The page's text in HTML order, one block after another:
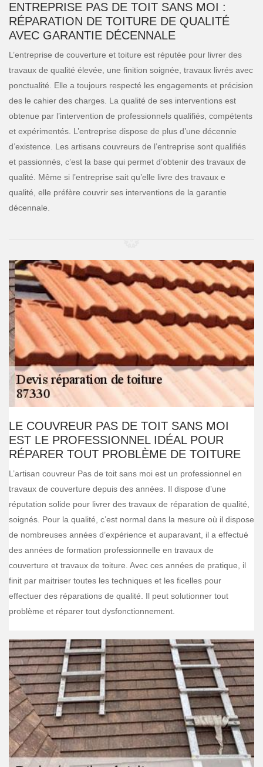
ENTREPRISE PAS DE TOIT SANS MOI :
RÉPARATION DE TOITURE DE QUALITÉ
AVEC GARANTIE DÉCENNALE
L’entreprise de couverture et toiture est réputée pour livrer des
travaux de qualité élevée, une finition soignée, travaux livrés avec
ponctualité. Elle a toujours respecté les engagements et précision
des le cahier des charges. La qualité de ses interventions est
obtenue par l’intervention de professionnels qualifiés, compétents
et expérimentés. L’entreprise dispose de plus d’une décennie
d’existence. Les artisans couvreurs de l’entreprise sont qualifiés
et passionnés, c’est la base qui permet d’obtenir des travaux de
qualité. Même si l’entreprise sait qu’elle livre des travaux e
qualité, elle préfère couvrir ses interventions de la garantie
décennale.
LE COUVREUR PAS DE TOIT SANS MOI
EST LE PROFESSIONNEL IDÉAL POUR
RÉPARER TOUT PROBLÈME DE TOITURE
L’artisan couvreur Pas de toit sans moi est un professionnel en
travaux de couverture depuis des années. Il dispose d’une
réputation solide pour livrer des travaux de réparation de qualité,
soignés. Pour la qualité, c’est normal dans la mesure où il dispose
de nombreuses années d’expérience et auparavant, il a effectué
des années de formation professionnelle en travaux de
couverture et travaux de toiture. Avec ces années de pratique, il
finit par maitriser toutes les techniques et les ficelles pour
effectuer des réparations de qualité. Il peut solutionner tout
problème et réparer tout dysfonctionnement.